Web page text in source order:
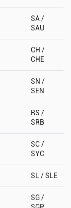
SA /
SAU
CH /
CHE
SN /
SEN
RS /
SRB
SC /
SYC
SL / SLE
SG /